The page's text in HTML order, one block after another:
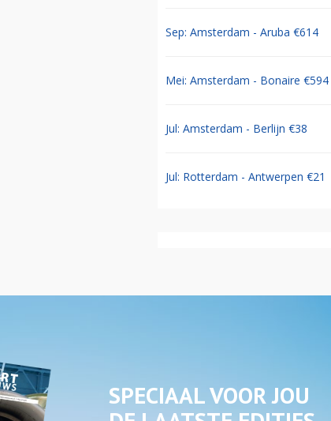
Sep: Amsterdam - Aruba €614
Mei: Amsterdam - Bonaire €594
Jul: Amsterdam - Berlijn €38
Jul: Rotterdam - Antwerpen €21
SPECIAAL VOOR JOU